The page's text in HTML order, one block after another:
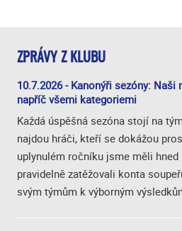
ZPRÁVY Z KLUBU
10.7.2026 - Kanonýři sezóny:
napříč všemi kategoriemi
Každá úspěšná sezóna stojí na
najdou hráči, kteří se dokážou
uplynulém ročníku jsme měli
pravidelně zatěžovali konta
svým týmům k výborným